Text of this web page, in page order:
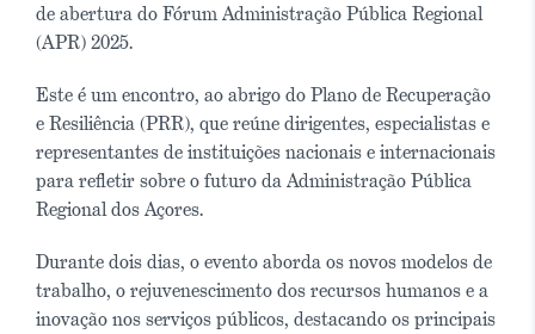
de abertura do Fórum Administração Pública Regional
(APR) 2025.
Este é um encontro, ao abrigo do Plano de Recuperação
e Resiliência (PRR), que reúne dirigentes, especialistas e
representantes de instituições nacionais e internacionais
para refletir sobre o futuro da Administração Pública
Regional dos Açores.
Durante dois dias, o evento aborda os novos modelos de
trabalho, o rejuvenescimento dos recursos humanos e a
inovação nos serviços públicos, destacando os principais